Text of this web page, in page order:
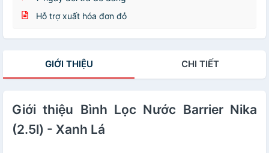
Hỗ trợ xuất hóa đơn đỏ
GIỚI THIỆU CHI TIẾT
Giới thiệu Bình Lọc Nước Barrier Nika
(2.5l) - Xanh Lá